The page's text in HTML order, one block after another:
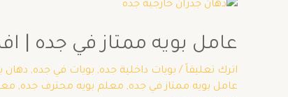
عامل بويه ممتاز في جده | افضل
اترك تعليقاً / بويات داخلية جده, بويات في جده, دهان
عامل بويه ممتاز في جده, معلم بويه محترف جده,